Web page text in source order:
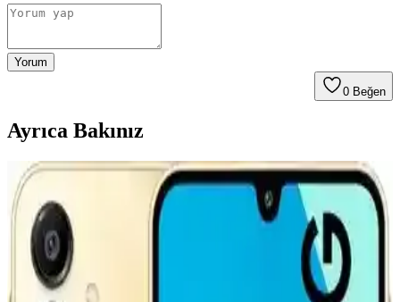
Yorum
0 Beğen
Ayrıca Bakınız
CATL'nin İkinci Nesil Lityum Demir Fosfat
Bataryası ve Elektrikli Araç Teknolojisindeki
Yenilikler
CATL'nin geliştirdiği ikinci nesil LFP batarya, hızlı şarj imkanı ve
artırılmış menzil sunarak elektrikli araç teknolojisinde önemli bir
adım atıyor. Ancak altyapı ve politik engeller çözülmeli.